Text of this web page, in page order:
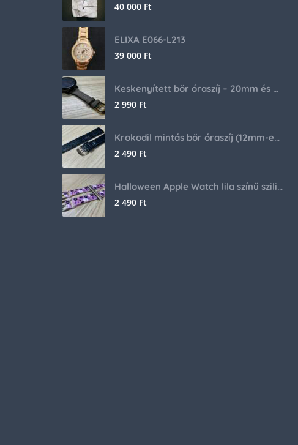
40 000 Ft
ELIXA E066-L213
39 000 Ft
Keskenyített bőr óraszíj – 20mm és 22mm méretben
2 990 Ft
Krokodil mintás bőr óraszíj (12mm-es befogóval rendelkező órához)
2 490 Ft
Halloween Apple Watch lila színű szilikon óraszíj
2 490 Ft